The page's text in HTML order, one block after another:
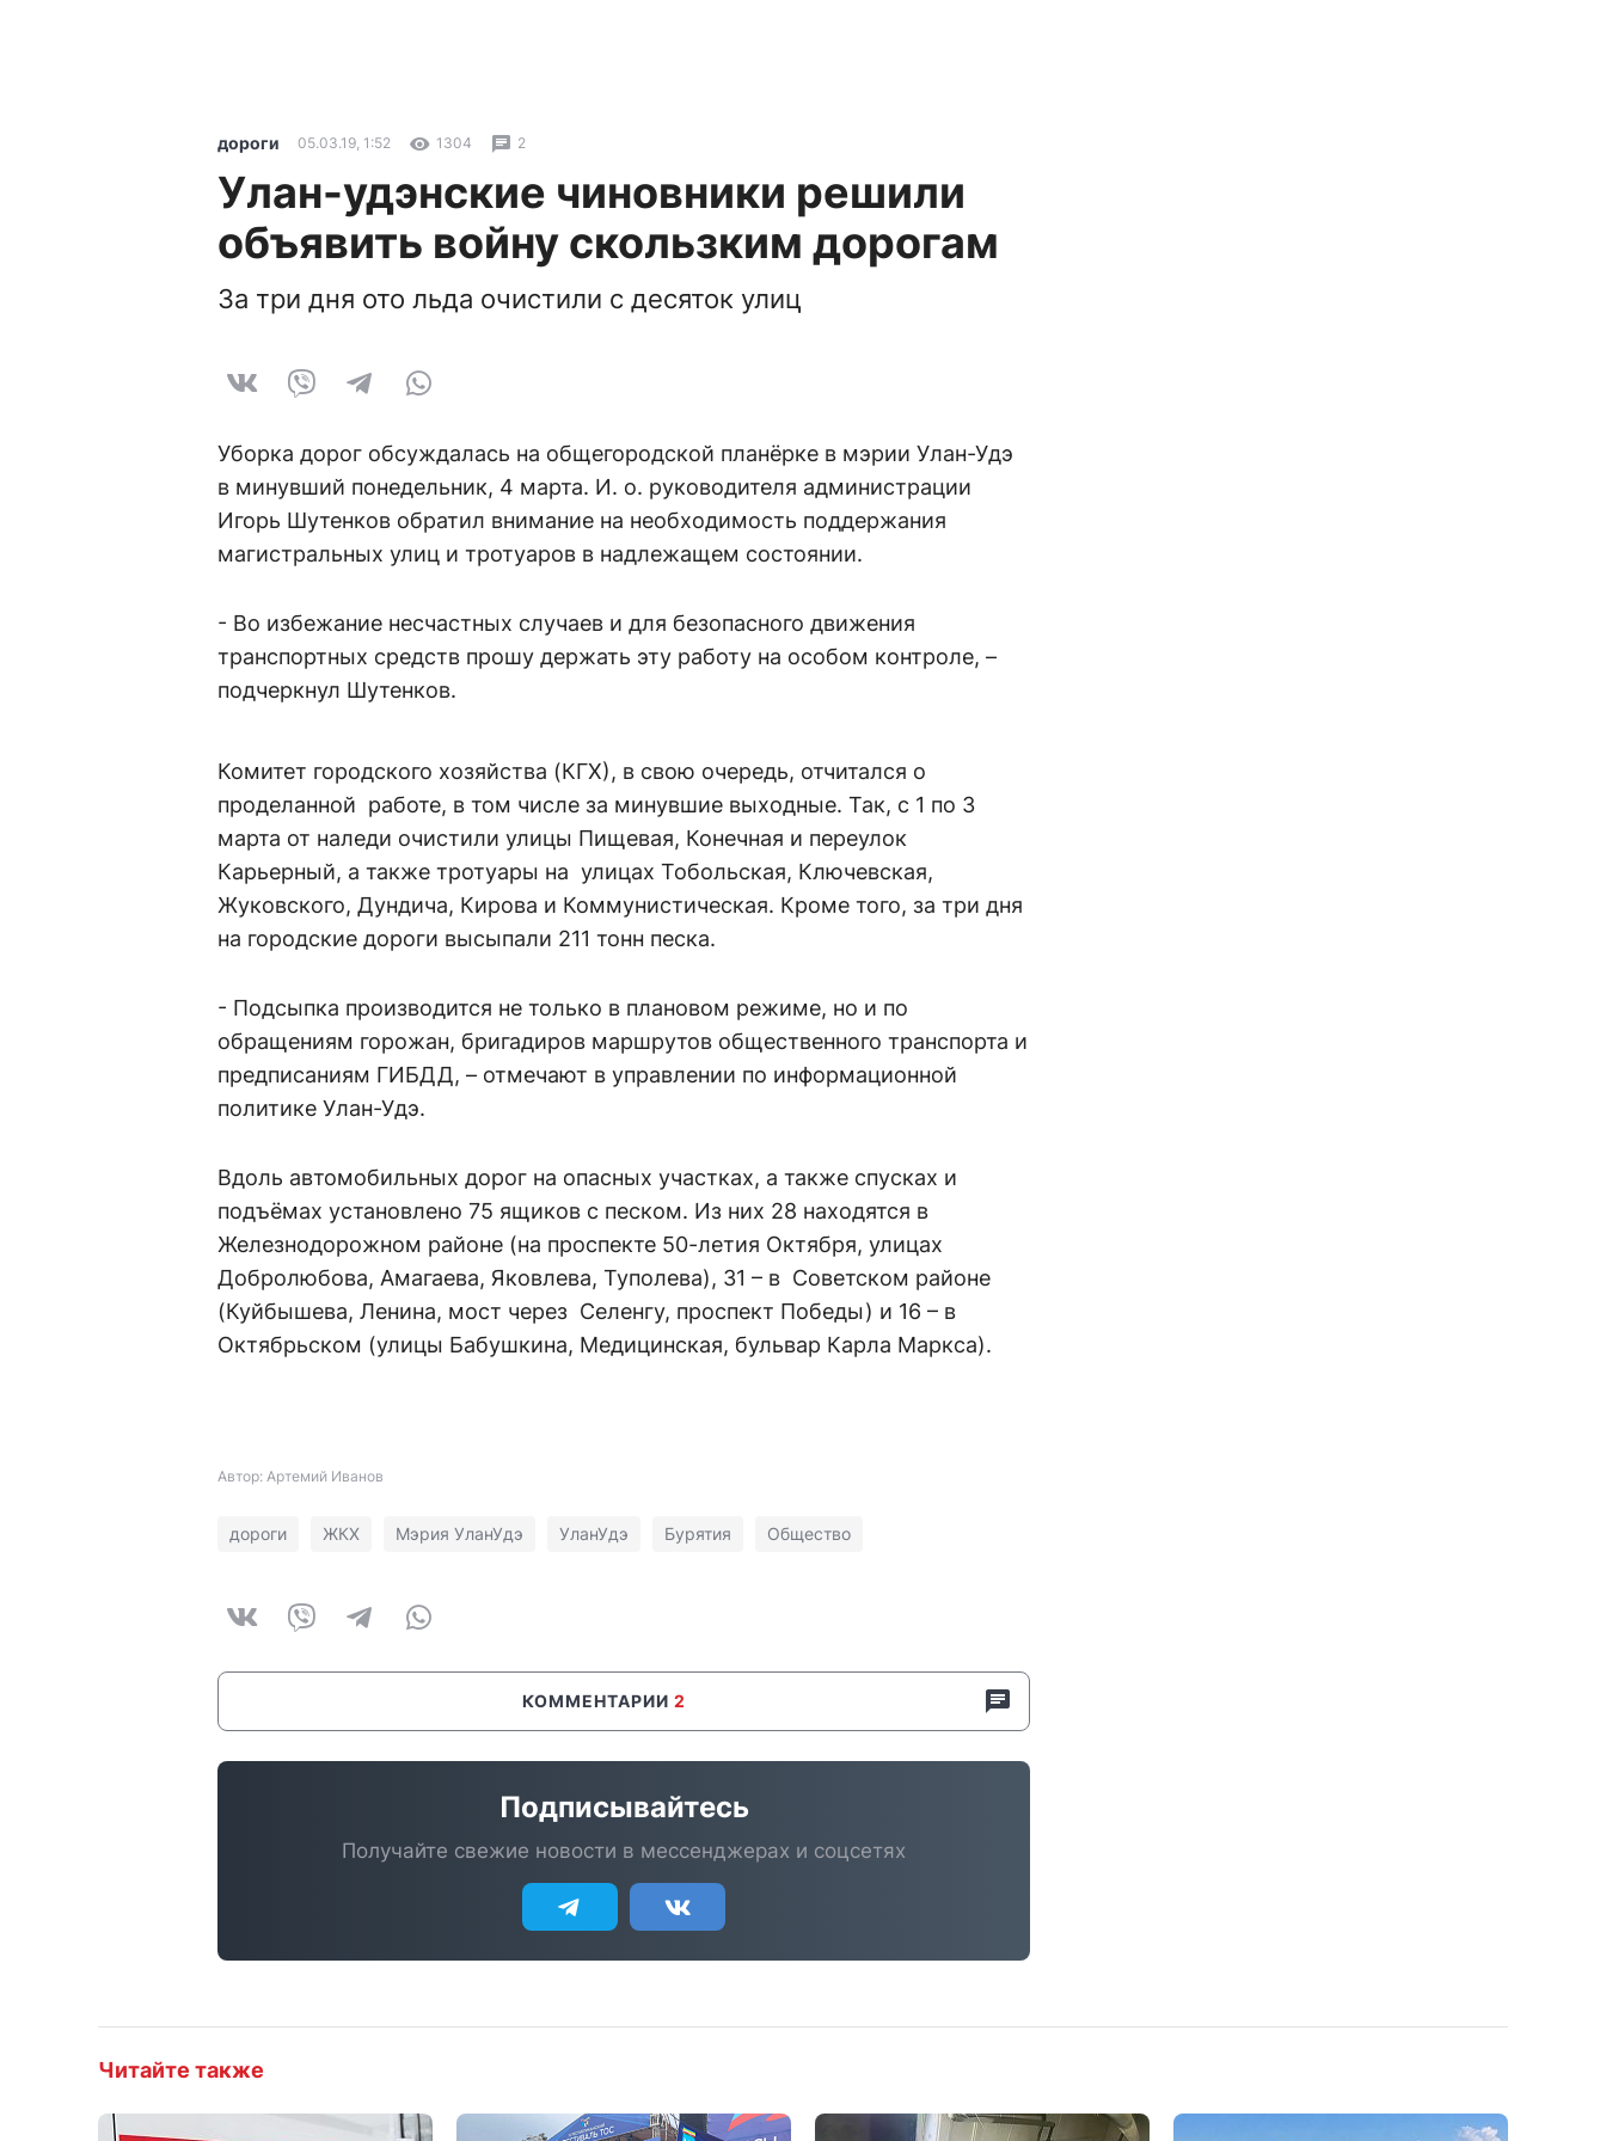
дороги 05.03.19, 1:52 1304 2
Улан-удэнские чиновники решили
объявить войну скользким дорогам
За три дня ото льда очистили с десяток улиц
Уборка дорог обсуждалась на общегородской планёрке в мэрии Улан-Удэ
в минувший понедельник, 4 марта. И. о. руководителя администрации
Игорь Шутенков обратил внимание на необходимость поддержания
магистральных улиц и тротуаров в надлежащем состоянии.
- Во избежание несчастных случаев и для безопасного движения
транспортных средств прошу держать эту работу на особом контроле, –
подчеркнул Шутенков.
Комитет городского хозяйства (КГХ), в свою очередь, отчитался о
проделанной работе, в том числе за минувшие выходные. Так, с 1 по 3
марта от наледи очистили улицы Пищевая, Конечная и переулок
Карьерный, а также тротуары на улицах Тобольская, Ключевская,
Жуковского, Дундича, Кирова и Коммунистическая. Кроме того, за три дня
на городские дороги высыпали 211 тонн песка.
- Подсыпка производится не только в плановом режиме, но и по
обращениям горожан, бригадиров маршрутов общественного транспорта и
предписаниям ГИБДД, – отмечают в управлении по информационной
политике Улан-Удэ.
Вдоль автомобильных дорог на опасных участках, а также спусках и
подъёмах установлено 75 ящиков с песком. Из них 28 находятся в
Железнодорожном районе (на проспекте 50-летия Октября, улицах
Добролюбова, Амагаева, Яковлева, Туполева), 31 – в Советском районе
(Куйбышева, Ленина, мост через Селенгу, проспект Победы) и 16 – в
Октябрьском (улицы Бабушкина, Медицинская, бульвар Карла Маркса).
Автор: Артемий Иванов
дороги ЖКХ Мэрия УланУдэ УланУдэ Бурятия Общество
КОММЕНТАРИИ 2
Подписывайтесь
Получайте свежие новости в мессенджерах и соцсетях
Читайте также